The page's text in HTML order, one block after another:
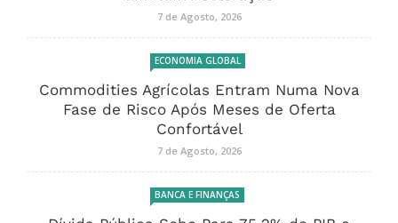
7 de Agosto, 2026
ECONOMIA GLOBAL
Commodities Agrícolas Entram Numa Nova
Fase de Risco Após Meses de Oferta
Confortável
7 de Agosto, 2026
BANCA E FINANÇAS